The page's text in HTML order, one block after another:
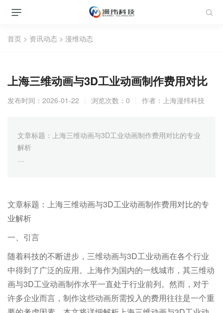
首页 > 资讯动态 > 漫维动态
上海三维动画与3D工业动画制作费用对比
发布时间：2026-01-22 浏览次数：0 作者： 上海漫纬科技
文章标题：上海三维动画与3D工业动画制作费用对比的专业
解析
得到了广泛的应用。上海作为国内的一线城市，其三维动画与
3D工业动画制作水平一直处于行业前列。然而，对于许多企
业而言，制作这些动画所需投入的费用往往是一个重要的考虑
因素。本文将详细解析上海三维动画与3D工业动画制作费用
的对比，帮助企业更好地了解并选择合适的动画制作方式。
文章标题：上海三维动画与3D工业动画制作费用对比的专
业解析
一、引言
随着科技的不断进步，三维动画与3D工业动画在各个行业
中得到了广泛的应用。上海作为国内的一线城市，其三维动
画与3D工业动画制作水平一直处于行业前列。然而，对于
许多企业而言，制作这些动画所需投入的费用往往是一个重